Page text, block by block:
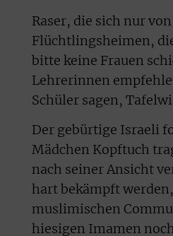
Raser, die sich nur
Flüchtlingsheimen,
bitte keine Frauen
Lehrerinnen
Schüler sagen,
Der gebürtige Israeli
Mädchen Kopftuch
nach seiner Ansicht
hart bekämpft
muslimischen
hiesigen Imamen